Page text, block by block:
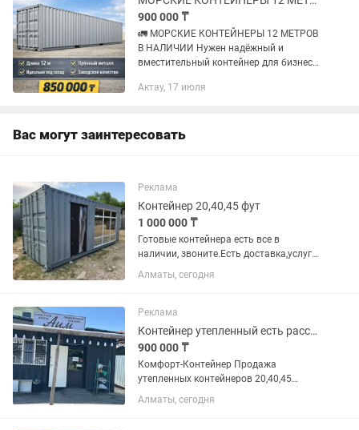
900 000 ₸
🚛 МОРСКИЕ КОНТЕЙНЕРЫ 12 МЕТРОВ
В НАЛИЧИИ Нужен надёжный и
вместительный контейнер для бизнеса
метровые (40 ft) контейнеры, готовые к
Актау, 17 июля
Вас могут заинтересовать
Реклама
Контейнер 20,40,45 фут
1 000 000 ₸
Готовые контейнера есть все в
наличии, звоните.Есть доставка,услуги
крана и камаза
Алматы, сегодня
Реклама
Контейнер утепленный есть рассрочка через Каспий банк
900 000 ₸
Комфорт-Контейнер Продажа
утепленных контейнеров 20,40,45
футов. Также делаем соединение из 2,3
и больше контейнеров. Работаем без
Алматы, сегодня